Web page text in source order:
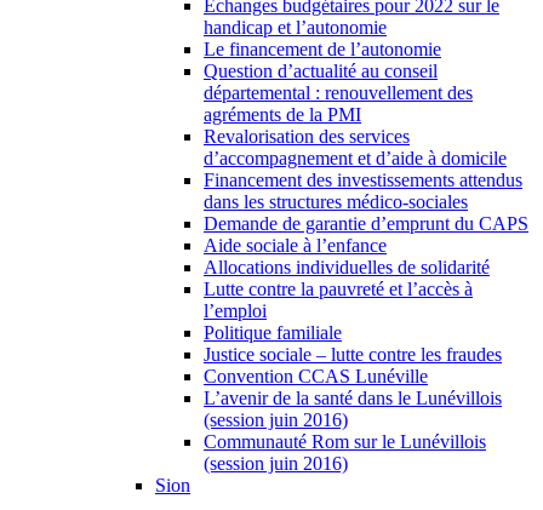
Échanges budgétaires pour 2022 sur le
handicap et l’autonomie
Le financement de l’autonomie
Question d’actualité au conseil
départemental : renouvellement des
agréments de la PMI
Revalorisation des services
d’accompagnement et d’aide à domicile
Financement des investissements attendus
dans les structures médico-sociales
Demande de garantie d’emprunt du CAPS
Aide sociale à l’enfance
Allocations individuelles de solidarité
Lutte contre la pauvreté et l’accès à
l’emploi
Politique familiale
Justice sociale – lutte contre les fraudes
Convention CCAS Lunéville
L’avenir de la santé dans le Lunévillois
(session juin 2016)
Communauté Rom sur le Lunévillois
(session juin 2016)
Sion